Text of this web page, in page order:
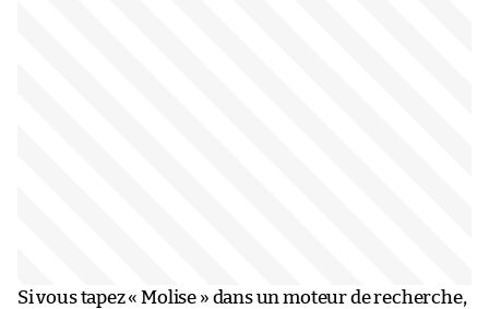
Si vous tapez « Molise » dans un moteur de recherche,